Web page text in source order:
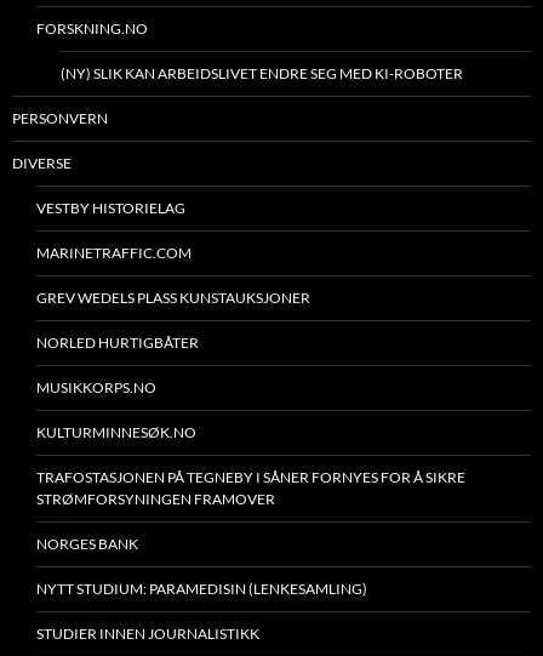
FORSKNING.NO
(NY) SLIK KAN ARBEIDSLIVET ENDRE SEG MED KI-ROBOTER
PERSONVERN
DIVERSE
VESTBY HISTORIELAG
MARINETRAFFIC.COM
GREV WEDELS PLASS KUNSTAUKSJONER
NORLED HURTIGBÅTER
MUSIKKORPS.NO
KULTURMINNESØK.NO
TRAFOSTASJONEN PÅ TEGNEBY I SÅNER FORNYES FOR Å SIKRE
STRØMFORSYNINGEN FRAMOVER
NORGES BANK
NYTT STUDIUM: PARAMEDISIN (LENKESAMLING)
STUDIER INNEN JOURNALISTIKK